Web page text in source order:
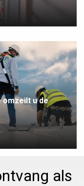
omzeilt u de
als